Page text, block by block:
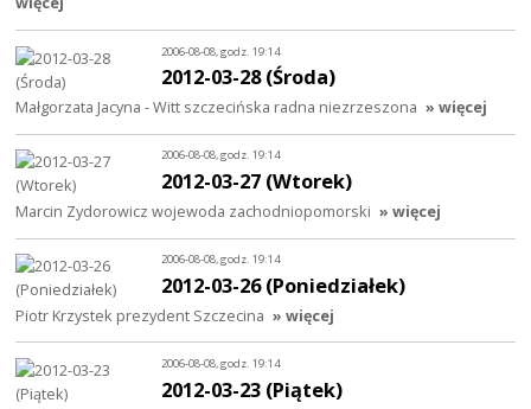
2006-08-08, godz. 19:14
2012-03-28 (Środa)
Małgorzata Jacyna - Witt szczecińska radna niezrzeszona » więcej
2006-08-08, godz. 19:14
2012-03-27 (Wtorek)
Marcin Zydorowicz wojewoda zachodniopomorski » więcej
2006-08-08, godz. 19:14
2012-03-26 (Poniedziałek)
Piotr Krzystek prezydent Szczecina » więcej
2006-08-08, godz. 19:14
2012-03-23 (Piątek)